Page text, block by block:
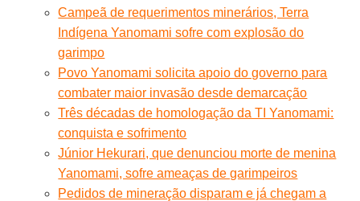
Campeã de requerimentos minerários, Terra
Indígena Yanomami sofre com explosão do
garimpo
Povo Yanomami solicita apoio do governo para
combater maior invasão desde demarcação
Três décadas de homologação da TI Yanomami:
conquista e sofrimento
Júnior Hekurari, que denunciou morte de menina
Yanomami, sofre ameaças de garimpeiros
Pedidos de mineração disparam e já chegam a